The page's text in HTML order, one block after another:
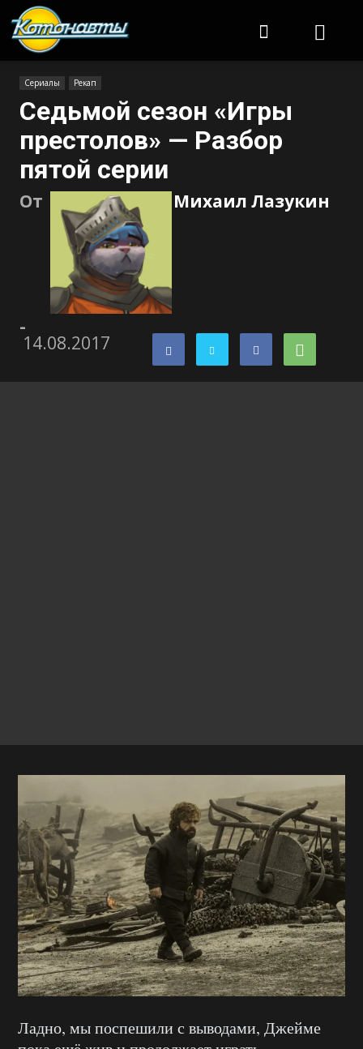
Сериалы Рекап
Седьмой сезон «Игры
престолов» — Разбор
пятой серии
От Михаил Лазукин
-
14.08.2017
Ладно, мы поспешили с выводами, Джейме